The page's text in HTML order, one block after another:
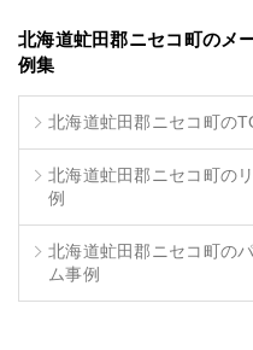
北海道虻田郡ニセコ町のメ
例集
北海道虻田郡ニセコ町の
北海道虻田郡ニセコ町の
例
北海道虻田郡ニセコ町の
ム事例